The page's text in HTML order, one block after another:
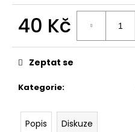
40 Kč
cena:
Kategorie:
Zeptat se
Popis Diskuze
o
p
o
r
u
u